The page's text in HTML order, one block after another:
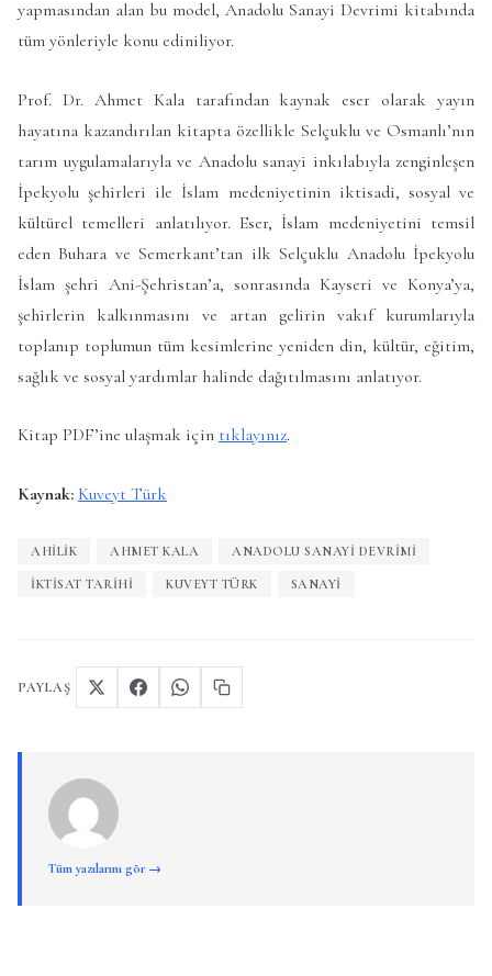
yapmasından alan bu model, Anadolu Sanayi Devrimi kitabında
tüm yönleriyle konu ediniliyor.
Prof. Dr. Ahmet Kala tarafından kaynak eser olarak yayın
hayatına kazandırılan kitapta özellikle Selçuklu ve Osmanlı’nın
tarım uygulamalarıyla ve Anadolu sanayi inkılabıyla zenginleşen
İpekyolu şehirleri ile İslam medeniyetinin iktisadi, sosyal ve
kültürel temelleri anlatılıyor. Eser, İslam medeniyetini temsil
eden Buhara ve Semerkant’tan ilk Selçuklu Anadolu İpekyolu
İslam şehri Ani-Şehristan’a, sonrasında Kayseri ve Konya’ya,
şehirlerin kalkınmasını ve artan gelirin vakıf kurumlarıyla
toplanıp toplumun tüm kesimlerine yeniden din, kültür, eğitim,
sağlık ve sosyal yardımlar halinde dağıtılmasını anlatıyor.
Kitap PDF’ine ulaşmak için tıklayınız.
Kaynak: Kuveyt Türk
AHILIK AHMET KALA ANADOLU SANAYI DEVRIMI
İKTISAT TARIHI KUVEYT TÜRK SANAYI
PAYLAŞ
Tüm yazılarını gör →